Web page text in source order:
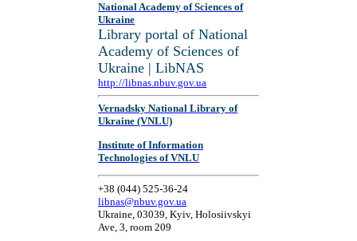
National Academy of Sciences of
Ukraine
Library portal of National
Academy of Sciences of
Ukraine | LibNAS
http://libnas.nbuv.gov.ua
Vernadsky National Library of
Ukraine (VNLU)
Institute of Information
Technologies of VNLU
+38 (044) 525-36-24
libnas@nbuv.gov.ua
Ukraine, 03039, Kyiv, Holosiivskyi
Ave, 3, room 209